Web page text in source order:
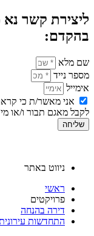
ליצירת קשר נא
בהקדם:
שם מלא
מספר נייד
אימייל
אני מאשר/ת כי
לקבל מאגם תבור ו/או
שליחה
ניווט באתר
ראשי
פרויקטים
דירה בהנחה
התחדשות